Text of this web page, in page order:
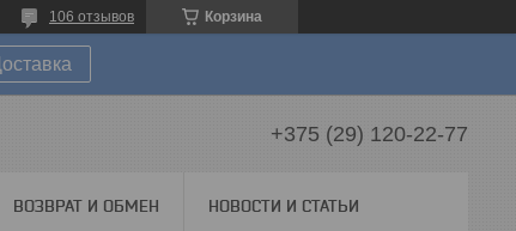
Корзина
106 отзывов
+375 (29) 120-22-77
ВОЗВРАТ И ОБМЕН НОВОСТИ И СТАТЬИ